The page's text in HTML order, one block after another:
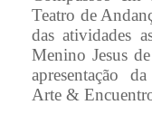
Teatro de
das atividades
Menino Jesus
apresentação
Arte &